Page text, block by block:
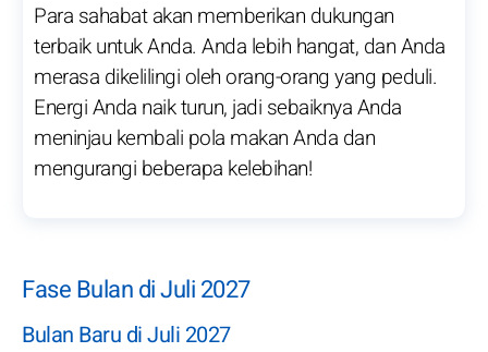
Para sahabat akan memberikan dukungan
terbaik untuk Anda. Anda lebih hangat, dan Anda
merasa dikelilingi oleh orang-orang yang peduli.
Energi Anda naik turun, jadi sebaiknya Anda
meninjau kembali pola makan Anda dan
mengurangi beberapa kelebihan!
Fase Bulan di Juli 2027
Bulan Baru di Juli 2027